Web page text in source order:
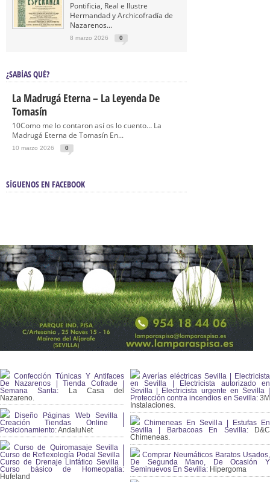
Pontificia, Real e Ilustre
Hermandad y Archicofradía de
Nazarenos...
8 marzo 2026 0
¿SABÍAS QUÉ?
La Madrugá Eterna – La Leyenda De
Tomasín
10Como me lo contaron así os lo cuento… La
Madrugá Eterna de Tomasín En...
10 marzo 2026 0
SÍGUENOS EN FACEBOOK
Confección Túnicas Y Antifaces
De Nazarenos | Tienda Cofrade |
Semana Santa: La Casa del
Nazareno.
Diseño Páginas Web Sevilla |
Creación Tiendas Online |
Posicionamiento:AndaluNet
Curso de Quiromasaje Sevilla |
Curso de Reflexología Podal Sevilla |
Curso de Drenaje Linfático Sevilla |
Curso básico de Homeopatía:
Hufeland
Averías eléctricas Sevilla | Electricista
en Sevilla | Electricista autorizado en
Sevilla | Electricista urgente en Sevilla |
Protección contra incendios en Sevilla:3M
Instalaciones.
Chimeneas En Sevilla | Estufas En
Sevilla | Barbacoas En Sevilla:D&C
Chimeneas.
Comprar Neumáticos Baratos Usados,
De Segunda Mano, De Ocasión Y
Seminuevos En Sevilla: Hipergoma